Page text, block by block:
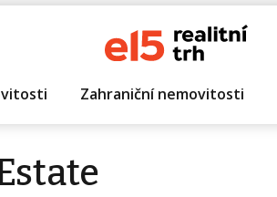
Zahraniční nemovitosti